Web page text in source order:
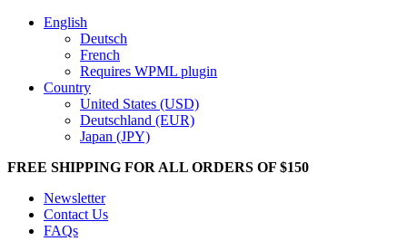
English
Deutsch
French
Requires WPML plugin
Country
United States (USD)
Deutschland (EUR)
Japan (JPY)
FREE SHIPPING FOR ALL ORDERS OF $150
Newsletter
Contact Us
FAQs